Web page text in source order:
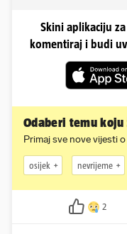
Skini aplikaciju
komentiraj i budi
Odaberi temu
Primaj sve nove vijesti
osijek nevrijeme
2